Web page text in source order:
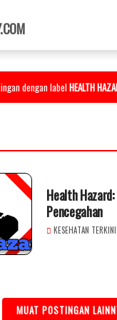
dengan labelHEALTH
Health
Pencegahan
KESEHATAN TERKINI
MUAT POSTINGAN